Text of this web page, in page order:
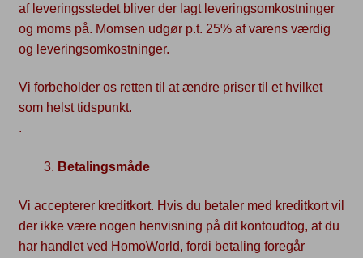
af leveringsstedet bliver der lagt leveringsomkostninger
og moms på. Momsen udgør p.t. 25% af varens værdig
og leveringsomkostninger.
Vi forbeholder os retten til at ændre priser til et hvilket
som helst tidspunkt.
.
Betalingsmåde
Vi accepterer kreditkort. Hvis du betaler med kreditkort vil
der ikke være nogen henvisning på dit kontoudtog, at du
har handlet ved HomoWorld, fordi betaling foregår